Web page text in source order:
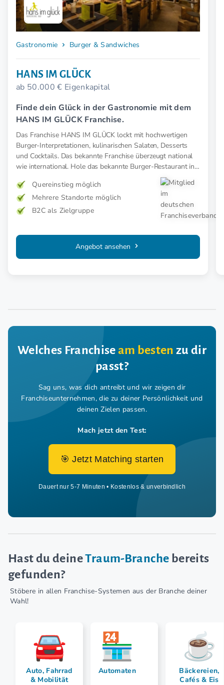
Gastronomie Burger & Sandwiches
HANS IM GLÜCK
ab 50.000 € Eigenkapital
Finde dein Glück in der Gastronomie mit dem
HANS IM GLÜCK Franchise.
Das Franchise HANS IM GLÜCK lockt mit hochwertigen
Burger-Interpretationen, kulinarischen Salaten, Desserts
und Cocktails. Das bekannte Franchise überzeugt national
wie international. Hole das bekannte Burger-Restaurant in
Quereinstieg möglich
Mehrere Standorte möglich
B2C als Zielgruppe
Angebot ansehen
Welches Franchiseam besten zu dir
passt?
Sag uns, was dich antreibt und wir zeigen dir
Franchiseunternehmen, die zu deiner Persönlichkeit und
deinen Zielen passen.
Mach jetzt den Test:
🎯 Jetzt Matching starten
Dauert nur 5-7 Minuten • Kostenlos & unverbindlich
Hast du deineTraum-Branche bereits
gefunden?
Stöbere in allen Franchise-Systemen aus der Branche deiner
Wahl!
Auto, Fahrrad
& Mobilität
Automaten
Bäckereien,
Cafés & Eis